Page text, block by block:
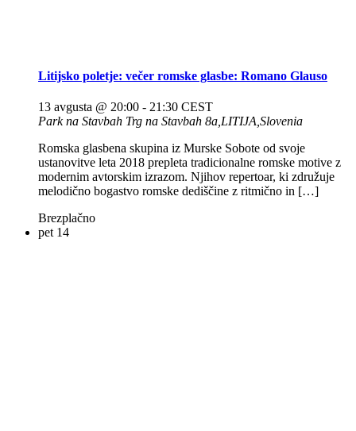
Litijsko poletje: večer romske glasbe: Romano Glauso
13 avgusta @ 20:00 - 21:30 CEST
Park na Stavbah Trg na Stavbah 8a,LITIJA,Slovenia
Romska glasbena skupina iz Murske Sobote od svoje
ustanovitve leta 2018 prepleta tradicionalne romske motive z
modernim avtorskim izrazom. Njihov repertoar, ki združuje
melodično bogastvo romske dediščine z ritmično in […]
Brezplačno
pet 14